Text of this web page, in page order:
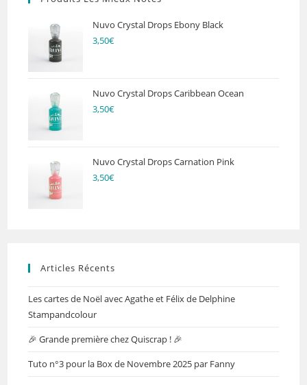
Nuvo Crystal Drops Ebony Black
3,50€
Nuvo Crystal Drops Caribbean Ocean
3,50€
Nuvo Crystal Drops Carnation Pink
3,50€
Articles Récents
Les cartes de Noël avec Agathe et Félix de Delphine
Stampandcolour
🎉 Grande première chez Quiscrap ! 🎉
Tuto n°3 pour la Box de Novembre 2025 par Fanny